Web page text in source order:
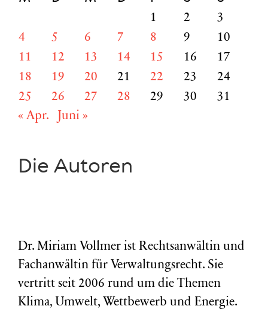
1 2
3
4
5 6 7 8 9
10
11
12 13 14 15 16
17
18
19 20 21 22 23
24
25
26 27 28 29 30
31
« Apr.
Juni »
Die Autoren
Dr. Miriam Vollmer ist Rechtsanwältin und
Fachanwältin für Verwaltungsrecht. Sie
vertritt seit 2006 rund um die Themen
Klima, Umwelt, Wettbewerb und Energie.